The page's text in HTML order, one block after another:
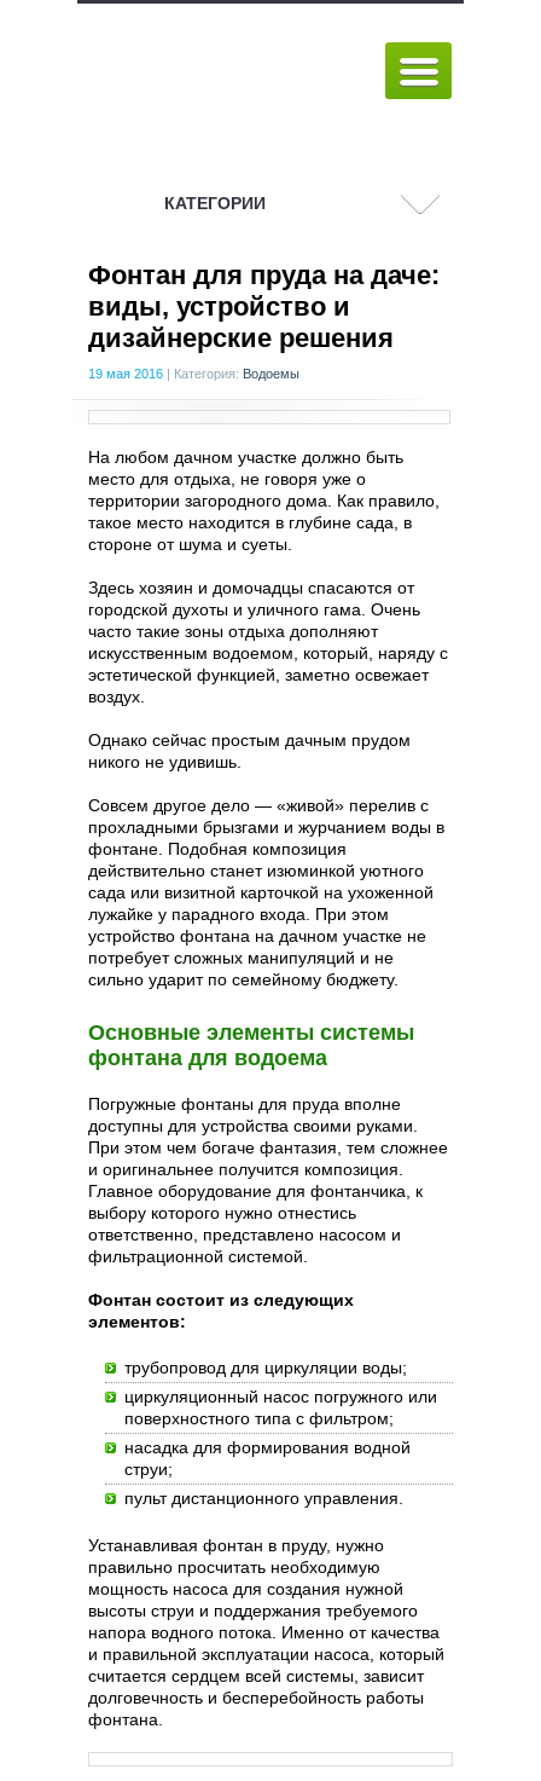
КАТЕГОРИИ
Фонтан для пруда на даче:
виды, устройство и
дизайнерские решения
19 мая 2016 | Категория: Водоемы
На любом дачном участке должно быть
место для отдыха, не говоря уже о
территории загородного дома. Как правило,
такое место находится в глубине сада, в
стороне от шума и суеты.
Здесь хозяин и домочадцы спасаются от
городской духоты и уличного гама. Очень
часто такие зоны отдыха дополняют
искусственным водоемом, который, наряду с
эстетической функцией, заметно освежает
воздух.
Однако сейчас простым дачным прудом
никого не удивишь.
Совсем другое дело — «живой» перелив с
прохладными брызгами и журчанием воды в
фонтане. Подобная композиция
действительно станет изюминкой уютного
сада или визитной карточкой на ухоженной
лужайке у парадного входа. При этом
устройство фонтана на дачном участке не
потребует сложных манипуляций и не
сильно ударит по семейному бюджету.
Основные элементы системы
фонтана для водоема
Погружные фонтаны для пруда вполне
доступны для устройства своими руками.
При этом чем богаче фантазия, тем сложнее
и оригинальнее получится композиция.
Главное оборудование для фонтанчика, к
выбору которого нужно отнестись
ответственно, представлено насосом и
фильтрационной системой.
Фонтан состоит из следующих
элементов:
трубопровод для циркуляции воды;
циркуляционный насос погружного или
поверхностного типа с фильтром;
насадка для формирования водной
струи;
пульт дистанционного управления.
Устанавливая фонтан в пруду, нужно
правильно просчитать необходимую
мощность насоса для создания нужной
высоты струи и поддержания требуемого
напора водного потока. Именно от качества
и правильной эксплуатации насоса, который
считается сердцем всей системы, зависит
долговечность и бесперебойность работы
фонтана.